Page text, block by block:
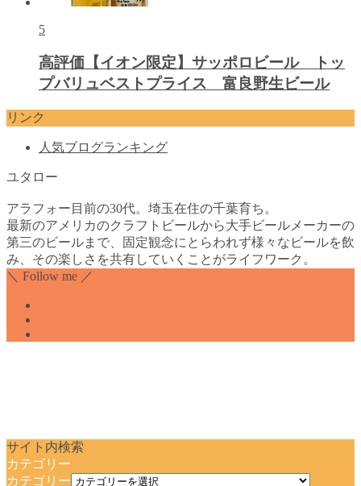
5
高評価【イオン限定】サッポロビール トッ
プバリュベストプライス 富良野生ビール
リンク
人気ブログランキング
ユタロー
アラフォー目前の30代。埼玉在住の千葉育ち。
最新のアメリカのクラフトビールから大手ビールメーカーの
第三のビールまで、固定観念にとらわれず様々なビールを飲
み、その楽しさを共有していくことがライフワーク。
＼ Follow me ／
サイト内検索
カテゴリー
カテゴリー